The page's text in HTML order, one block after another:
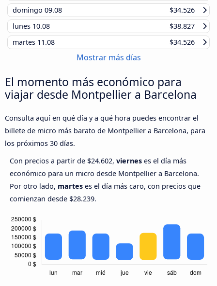
domingo 09.08
$34.526
lunes 10.08
$38.827
martes 11.08 $34.526
Mostrar más días
El momento más económico para
viajar desde Montpellier a Barcelona
Consulta aquí en qué día y a qué hora puedes encontrar el
billete de micro más barato de Montpellier a Barcelona, para
los próximos 30 días.
Con precios a partir de $24.602, viernes es el día más
económico para un micro desde Montpellier a Barcelona.
Por otro lado, martes es el día más caro, con precios que
comienzan desde $28.239.